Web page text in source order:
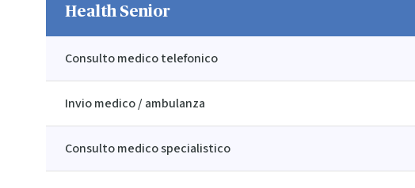
Health Senior
Consulto medico telefonico
Invio medico / ambulanza
Consulto medico specialistico